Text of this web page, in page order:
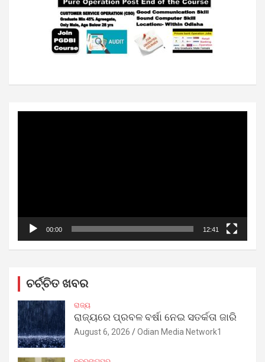
00:00 12:41
ଚର୍ଚ୍ଚିତ ଖବର
ରାଜ୍ୟ
ରାଜ୍ୟରେ ପ୍ରବଳ ବର୍ଷା ନେଇ ସତର୍କତା ଜାରି
August 6, 2026 Odian Media Network1